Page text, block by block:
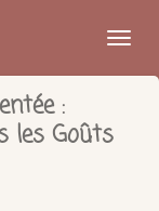
:
les Goûts